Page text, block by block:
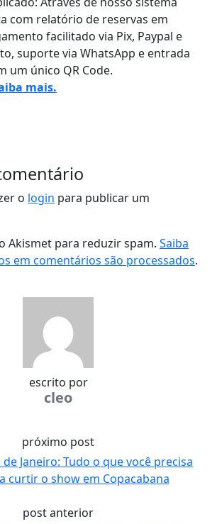
escrito por
cleo
próximo post
Janeiro: Tudo o que você precisa
curtir o show em Copacabana
post anterior
com relatório de reservas em
facilitado via Pix, Paypal e
suporte via WhatsApp e entrada
um único QR Code.
mais.
o login para publicar um
Akismet para reduzir spam. Saiba
em comentários são processados.